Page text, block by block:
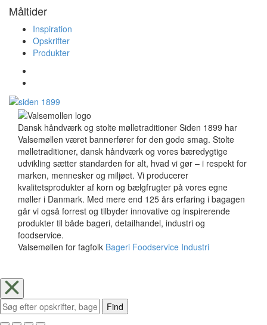
Måltider
Inspiration
Opskrifter
Produkter
Dansk håndværk og stolte mølletraditioner Siden 1899 har
Valsemøllen været bannerfører for den gode smag. Stolte
mølletraditioner, dansk håndværk og vores bæredygtige
udvikling sætter standarden for alt, hvad vi gør – i respekt for
marken, mennesker og miljøet. Vi producerer
kvalitetsprodukter af korn og bælgfrugter på vores egne
møller i Danmark. Med mere end 125 års erfaring i bagagen
går vi også forrest og tilbyder innovative og inspirerende
produkter til både bageri, detailhandel, industri og
foodservice.
Valsemøllen for fagfolk Bageri Foodservice Industri
Find